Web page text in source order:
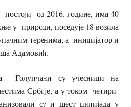
од 2016. године, има 40
у природи, поседује 18 возила
теренима, а иницијатор и
Адамовић.
Голупчани су учесници на
Србије, а у током четири
су и шест џипијада у